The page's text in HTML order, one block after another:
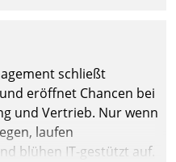
schließt
eröffnet Chancen bei
und Vertrieb. Nur wenn
laufen
blühen IT-gestützt auf.